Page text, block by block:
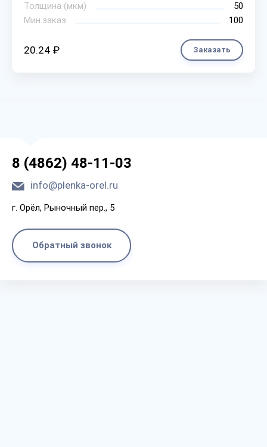
Толщина (мкм)
50
Мин.заказ
100
20.24 ₽ Заказать
8 (4862) 48-11-03
info@plenka-orel.ru
г. Орёл, Рыночный пер., 5
Обратный звонок